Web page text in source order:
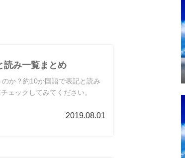
読み一覧まとめ
か？約10か国語で表記と読み
ェックしてみてください。
2019.08.01